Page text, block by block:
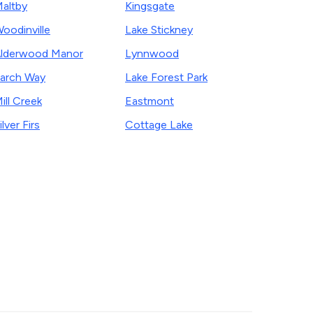
Manor
Way
Creek
Firs
Kingsgate
Lake Stickney
Lynnwood
Lake Forest Park
Eastmont
Cottage Lake